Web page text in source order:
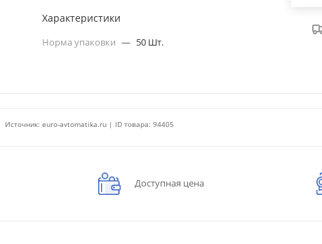
Характеристики
Норма упаковки — 50 Шт.
Источник: euro-avtomatika.ru | ID товара: 94405
Доступная цена